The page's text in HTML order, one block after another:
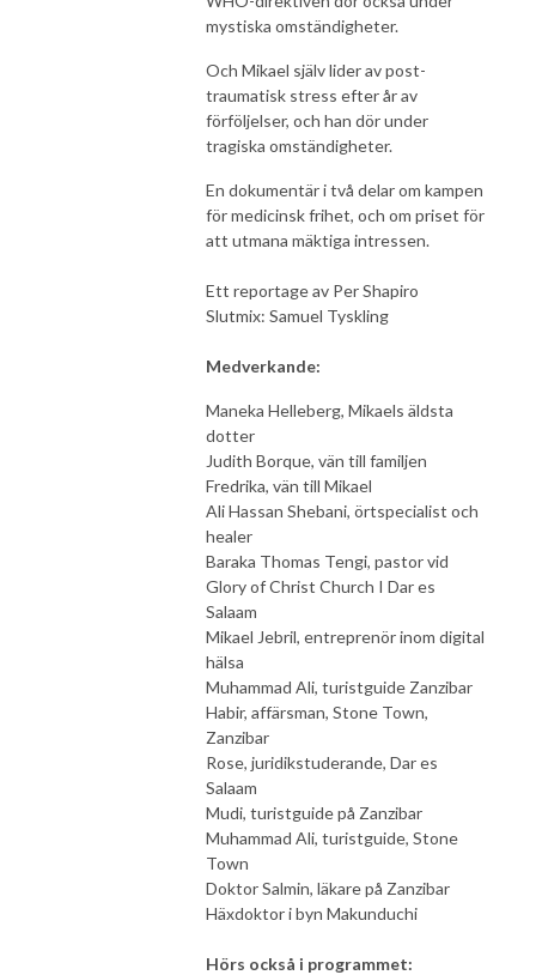
mystiska omständigheter.
Och Mikael själv lider av post-
traumatisk stress efter år av
förföljelser, och han dör under
tragiska omständigheter.
En dokumentär i två delar om kampen
för medicinsk frihet, och om priset för
att utmana mäktiga intressen.
Ett reportage av Per Shapiro
Slutmix: Samuel Tyskling
Medverkande:
Maneka Helleberg, Mikaels äldsta
dotter
Judith Borque, vän till familjen
Fredrika, vän till Mikael
Ali Hassan Shebani, örtspecialist och
healer
Baraka Thomas Tengi, pastor vid
Glory of Christ Church I Dar es
Salaam
Mikael Jebril, entreprenör inom digital
hälsa
Muhammad Ali, turistguide Zanzibar
Habir, affärsman, Stone Town,
Zanzibar
Rose, juridikstuderande, Dar es
Salaam
Mudi, turistguide på Zanzibar
Muhammad Ali, turistguide, Stone
Town
Doktor Salmin, läkare på Zanzibar
Häxdoktor i byn Makunduchi
Hörs också i programmet: